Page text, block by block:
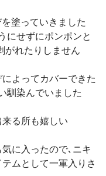
塗っていきました
にせずにポンポンと
がれたりしません
よってカバーできた
馴染んでいました
る所も嬉しい
に入ったので､ニキ
ムとして一軍入りさ